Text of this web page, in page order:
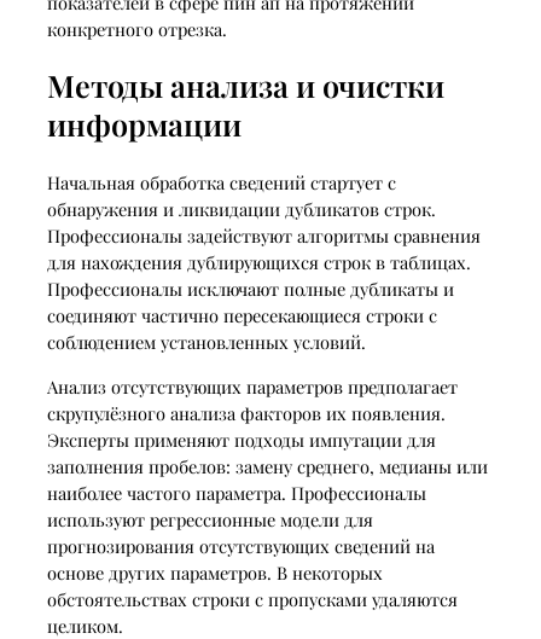
конкретного отрезка.
Методы анализа и очистки
информации
Начальная обработка сведений стартует с
обнаружения и ликвидации дубликатов строк.
Профессионалы задействуют алгоритмы сравнения
для нахождения дублирующихся строк в таблицах.
Профессионалы исключают полные дубликаты и
соединяют частично пересекающиеся строки с
соблюдением установленных условий.
Анализ отсутствующих параметров предполагает
скрупулёзного анализа факторов их появления.
Эксперты применяют подходы импутации для
заполнения пробелов: замену среднего, медианы или
наиболее частого параметра. Профессионалы
используют регрессионные модели для
прогнозирования отсутствующих сведений на
основе других параметров. В некоторых
обстоятельствах строки с пропусками удаляются
целиком.